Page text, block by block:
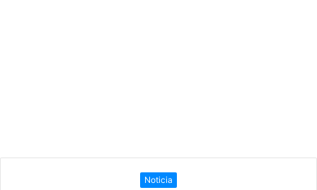
Noticia